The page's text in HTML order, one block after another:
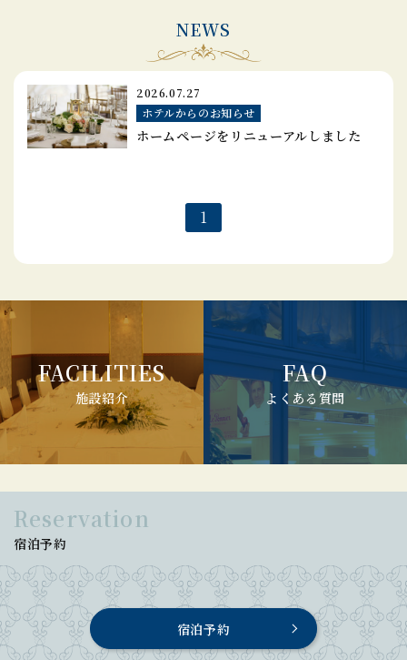
NEWS
2026.07.27
ホテルからのお知らせ
ホームページをリニューアルしました
1
FACILITIES
施設紹介
FAQ
よくある質問
Reservation
宿泊予約
宿泊予約